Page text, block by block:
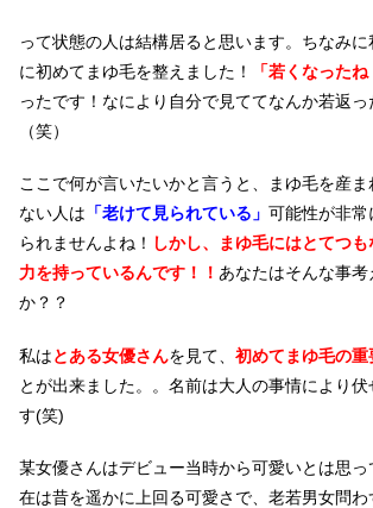
って状態の人は結構居ると思います。ちなみ
に初めてまゆ毛を整えました！
「若くなったね
ったです！なにより自分で見ててなんか若返
（笑）
ここで何が言いたいかと言うと、まゆ毛を産
ない人は 「老けて見られている」 可能性が非常
られませんよね！ しかし、まゆ毛にはとてつも
力を持っているんです！！ あなたはそんな事
か？？
私はとある女優さんを見て、 初めてまゆ毛の重
とが出来ました。。名前は大人の事情により伏
す(笑)
某女優さんはデビュー当時から可愛いとは思っ
在は昔を遥かに上回る可愛さで、老若男女問